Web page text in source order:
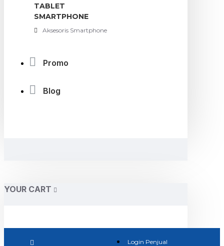
TABLET
SMARTPHONE
Aksesoris Smartphone
Promo
Blog
YOUR CART
Login Penjual